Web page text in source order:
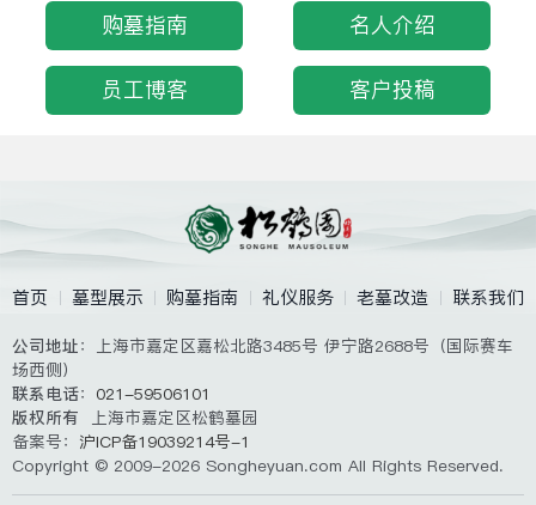
购墓指南 名人介绍
员工博客 客户投稿
首页 墓型展示 购墓指南 礼仪服务 老墓改造 联系我们
公司地址：上海市嘉定区嘉松北路3485号 伊宁路2688号（国际赛车
场西侧）
联系电话： 021-59506101
版权所有 上海市嘉定区松鹤墓园
备案号： 沪ICP备19039214号-1
Copyright © 2009-2026 Songheyuan.com All Rights Reserved.